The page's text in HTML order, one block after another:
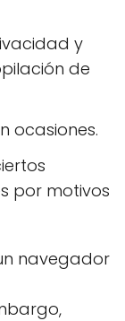
y
de
ocasiones.
por motivos
navegador